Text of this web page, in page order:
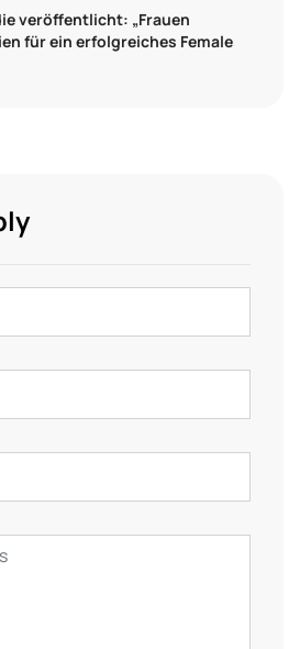
veröffentlicht: „Frauen
für ein erfolgreiches Female